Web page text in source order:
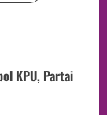
KPU, Partai